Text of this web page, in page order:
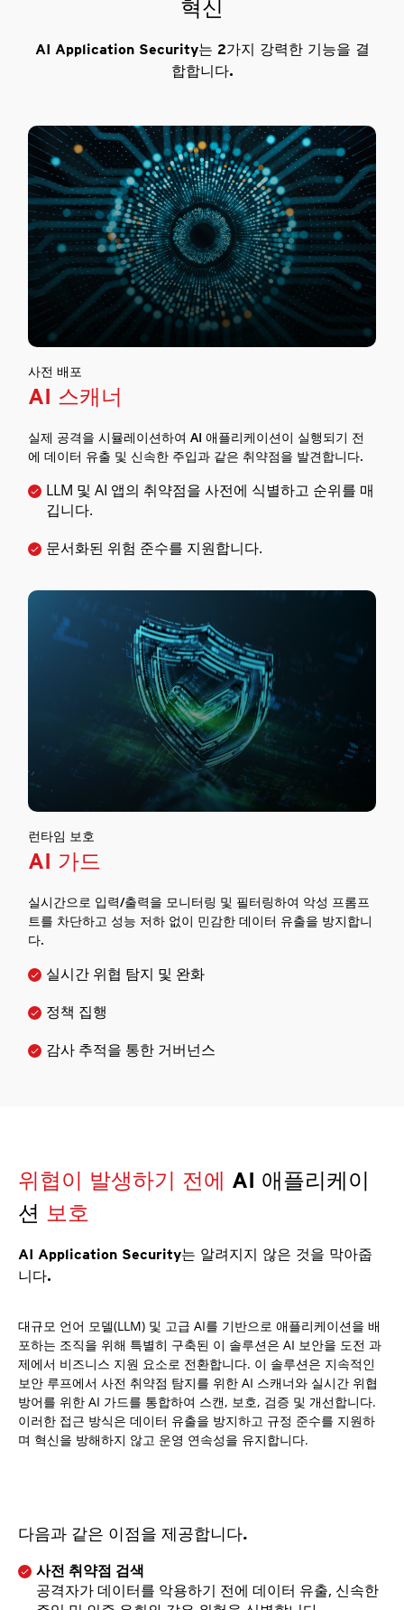
혁신
AI Application Security는 2가지 강력한 기능을 결
합합니다.
사전 배포
AI 스캐너
실제 공격을 시뮬레이션하여 AI 애플리케이션이 실행되기 전
에 데이터 유출 및 신속한 주입과 같은 취약점을 발견합니다.
LLM 및 AI 앱의 취약점을 사전에 식별하고 순위를 매
깁니다.
문서화된 위험 준수를 지원합니다.
런타임 보호
AI 가드
실시간으로 입력/출력을 모니터링 및 필터링하여 악성 프롬프
트를 차단하고 성능 저하 없이 민감한 데이터 유출을 방지합니
다.
실시간 위협 탐지 및 완화
정책 집행
감사 추적을 통한 거버넌스
위협이 발생하기 전에 AI 애플리케이
션 보호
AI Application Security는 알려지지 않은 것을 막아줍
니다.
대규모 언어 모델(LLM) 및 고급 AI를 기반으로 애플리케이션을 배
포하는 조직을 위해 특별히 구축된 이 솔루션은 AI 보안을 도전 과
제에서 비즈니스 지원 요소로 전환합니다. 이 솔루션은 지속적인
보안 루프에서 사전 취약점 탐지를 위한 AI 스캐너와 실시간 위협
방어를 위한 AI 가드를 통합하여 스캔, 보호, 검증 및 개선합니다.
이러한 접근 방식은 데이터 유출을 방지하고 규정 준수를 지원하
며 혁신을 방해하지 않고 운영 연속성을 유지합니다.
다음과 같은 이점을 제공합니다.
사전 취약점 검색
공격자가 데이터를 악용하기 전에 데이터 유출, 신속한